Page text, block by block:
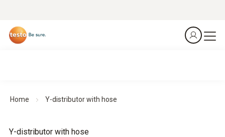
Home Y-distributor with hose
Y-distributor with hose